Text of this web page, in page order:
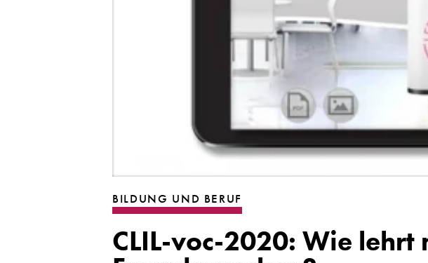
BILDUNG UND BERUF
CLIL-voc-2020: Wie lehrt